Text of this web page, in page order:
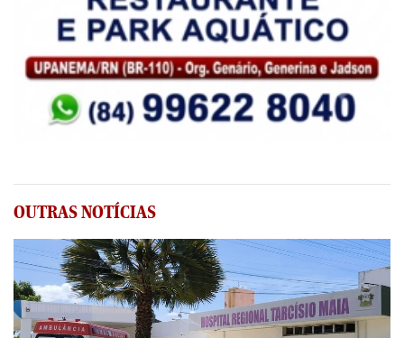
OUTRAS NOTÍCIAS